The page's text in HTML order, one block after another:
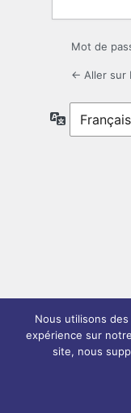
Mot de
← Aller sur
Langue
Nous utilisons
expérience sur
site, nous